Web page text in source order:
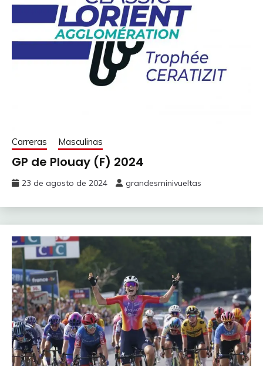
Carreras Masculinas
GP de Plouay (F) 2024
23 de agosto de 2024 grandesminivueltas